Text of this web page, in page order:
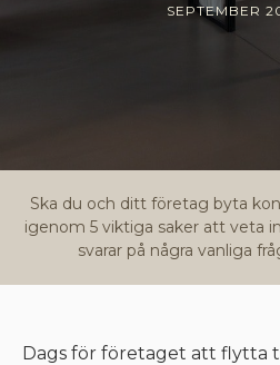
SEPTEMBER
Ska du och ditt företag byta
igenom 5 viktiga saker att veta
svarar på några vanliga
Dags för företaget att flytta